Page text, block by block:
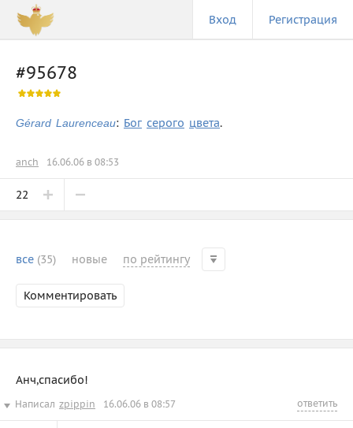
Вход Регистрация
#95678
Gérard Laurenceau: Бог серого цвета.
anch 16.06.06 в 08:53
22
все (35) новые по рейтингу
Комментировать
Анч,спасибо!
Написал zpippin 16.06.06 в 08:57 ответить